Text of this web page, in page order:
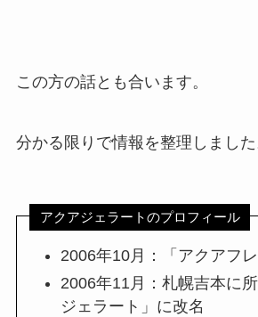
この方の話とも合います。
分かる限りで情報を整理しました
アクアジェラートのプロフィール
2006年10月：「アクアフ
2006年11月：札幌吉本に
ジェラート」に改名